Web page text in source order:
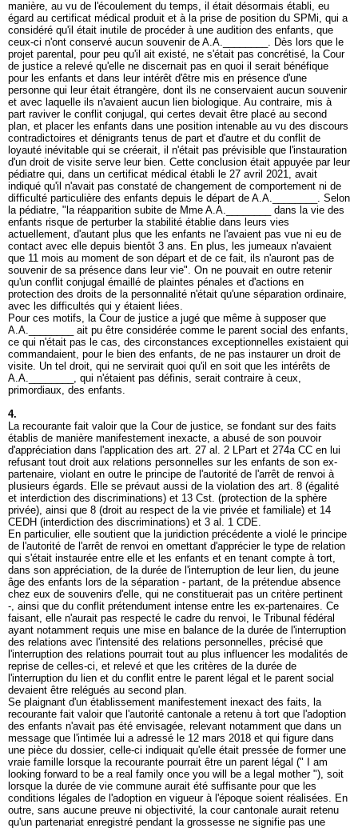
manière, au vu de l'écoulement du temps, il était désormais établi, eu
égard au certificat médical produit et à la prise de position du SPMi, qui a
considéré qu'il était inutile de procéder à une audition des enfants, que
ceux-ci n'ont conservé aucun souvenir de A.A.________. Dès lors que le
projet parental, pour peu qu'il ait existé, ne s'était pas concrétisé, la Cour
de justice a relevé qu'elle ne discernait pas en quoi il serait bénéfique
pour les enfants et dans leur intérêt d'être mis en présence d'une
personne qui leur était étrangère, dont ils ne conservaient aucun souvenir
et avec laquelle ils n'avaient aucun lien biologique. Au contraire, mis à
part raviver le conflit conjugal, qui certes devait être placé au second
plan, et placer les enfants dans une position intenable au vu des discours
contradictoires et dénigrants tenus de part et d'autre et du conflit de
loyauté inévitable qui se créerait, il n'était pas prévisible que l'instauration
d'un droit de visite serve leur bien. Cette conclusion était appuyée par leur
pédiatre qui, dans un certificat médical établi le 27 avril 2021, avait
indiqué qu'il n'avait pas constaté de changement de comportement ni de
difficulté particulière des enfants depuis le départ de A.A.________. Selon
la pédiatre, "la réapparition subite de Mme A.A.________ dans la vie des
enfants risque de perturber la stabilité établie dans leurs vies
actuellement, d'autant plus que les enfants ne l'avaient pas vue ni eu de
contact avec elle depuis bientôt 3 ans. En plus, les jumeaux n'avaient
que 11 mois au moment de son départ et de ce fait, ils n'auront pas de
souvenir de sa présence dans leur vie". On ne pouvait en outre retenir
qu'un conflit conjugal émaillé de plaintes pénales et d'actions en
protection des droits de la personnalité n'était qu'une séparation ordinaire,
avec les difficultés qui y étaient liées.
Pour ces motifs, la Cour de justice a jugé que même à supposer que
A.A.________ ait pu être considérée comme le parent social des enfants,
ce qui n'était pas le cas, des circonstances exceptionnelles existaient qui
commandaient, pour le bien des enfants, de ne pas instaurer un droit de
visite. Un tel droit, qui ne servirait quoi qu'il en soit que les intérêts de
A.A.________, qui n'étaient pas définis, serait contraire à ceux,
primordiaux, des enfants.
4.
La recourante fait valoir que la Cour de justice, se fondant sur des faits
établis de manière manifestement inexacte, a abusé de son pouvoir
d'appréciation dans l'application des art. 27 al. 2 LPart et 274a CC en lui
refusant tout droit aux relations personnelles sur les enfants de son ex-
partenaire, violant en outre le principe de l'autorité de l'arrêt de renvoi à
plusieurs égards. Elle se prévaut aussi de la violation des art. 8 (égalité
et interdiction des discriminations) et 13 Cst. (protection de la sphère
privée), ainsi que 8 (droit au respect de la vie privée et familiale) et 14
CEDH (interdiction des discriminations) et 3 al. 1 CDE.
En particulier, elle soutient que la juridiction précédente a violé le principe
de l'autorité de l'arrêt de renvoi en omettant d'apprécier le type de relation
qui s'était instaurée entre elle et les enfants et en tenant compte à tort,
dans son appréciation, de la durée de l'interruption de leur lien, du jeune
âge des enfants lors de la séparation - partant, de la prétendue absence
chez eux de souvenirs d'elle, qui ne constituerait pas un critère pertinent
-, ainsi que du conflit prétendument intense entre les ex-partenaires. Ce
faisant, elle n'aurait pas respecté le cadre du renvoi, le Tribunal fédéral
ayant notamment requis une mise en balance de la durée de l'interruption
des relations avec l'intensité des relations personnelles, précisé que
l'interruption des relations pourrait tout au plus influencer les modalités de
reprise de celles-ci, et relevé et que les critères de la durée de
l'interruption du lien et du conflit entre le parent légal et le parent social
devaient être relégués au second plan.
Se plaignant d'un établissement manifestement inexact des faits, la
recourante fait valoir que l'autorité cantonale a retenu à tort que l'adoption
des enfants n'avait pas été envisagée, relevant notamment que dans un
message que l'intimée lui a adressé le 12 mars 2018 et qui figure dans
une pièce du dossier, celle-ci indiquait qu'elle était pressée de former une
vraie famille lorsque la recourante pourrait être un parent légal (" I am
looking forward to be a real family once you will be a legal mother "), soit
lorsque la durée de vie commune aurait été suffisante pour que les
conditions légales de l'adoption en vigueur à l'époque soient réalisées. En
outre, sans aucune preuve ni objectivité, la cour cantonale aurait retenu
qu'un partenariat enregistré pendant la grossesse ne signifie pas une